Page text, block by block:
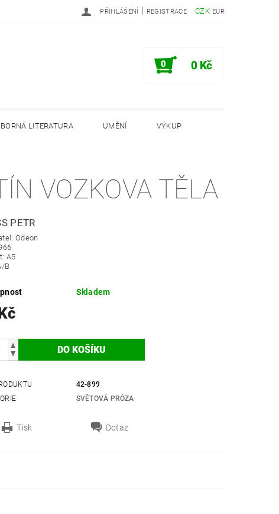
CZK EUR
PŘIHLÁŠENÍ | REGISTRACE
0 0 Kč
LITERATURA UMĚNÍ VÝKUP
VOZKOVA TĚLA
PETR
Odeon
A5
B
Skladem
42-899
SVĚTOVÁ PRÓZA
Tisk Dotaz